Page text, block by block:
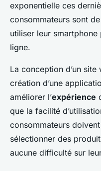
exponentielle ces
consommateurs sont
utiliser leur
ligne.
La conception d’un
création d’une
améliorer l’expérience
que la facilité
consommateurs
sélectionner des
aucune difficulté sur